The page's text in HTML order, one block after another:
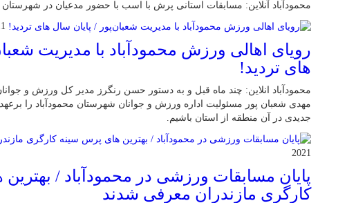
محمودآباد آنلاین: مسابقات استانی پرش با اسب با حضور مدعیان در شهرستان
11
رویای اهالی ورزش محمودآباد با مدیریت
های تردید!
محمودآباد انلاین: چند ماه قبل و به دستور حسن رنگرز مدیر کل ورزش و
مهدی شعبان پور مسئولیت اداره ورزش و جوانان شهرستان محمودآباد را
جدیدی در آن منطقه از استان باشیم.
2021
پایان مسابقات ورزشی در محمودآباد /
کارگری مازندران معرفی شدند